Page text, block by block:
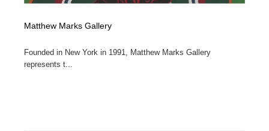
Matthew Marks Gallery
Founded in New York in 1991, Matthew Marks Gallery
represents t...